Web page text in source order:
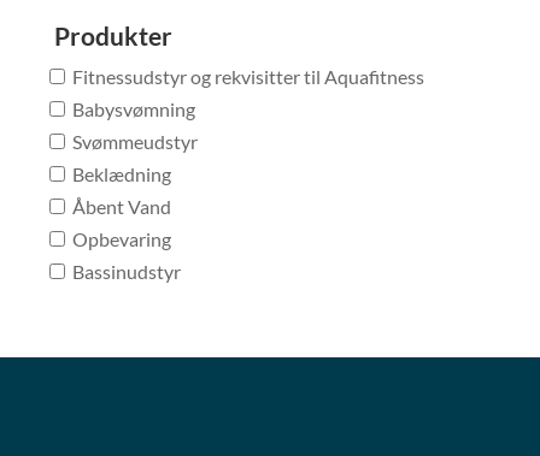
Produkter
Fitnessudstyr og rekvisitter til Aquafitness
Babysvømning
Svømmeudstyr
Beklædning
Åbent Vand
Opbevaring
Bassinudstyr